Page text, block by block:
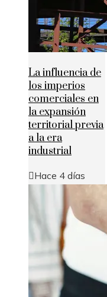
La influencia de
los imperios
comerciales en
la expansión
territorial previa
a la era
industrial
Hace 4 días